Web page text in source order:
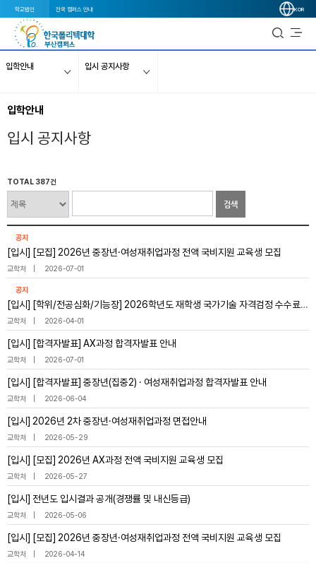
학교법인 전국 캠퍼스 안내 KOR
입학안내 입시 공지사항
입학안내
입시 공지사항
TOTAL 387건
검색
공지
[입시] [모집] 2026년 중장년·여성재취업과정 전액 국비지원 교육생 모집
교학처 2026-07-01
공지
[입시] [학위/전공심화/기능장] 2026학년도 재학생 국가기술 자격검정 수수료 지원 신청 안내
교학처 2026-04-01
[입시] [합격자발표] AX과정 합격자발표 안내
교학처 2026-07-01
[입시] [합격자발표] 중장년(집중2) · 여성재취업과정 합격자발표 안내
교학처 2026-06-04
[입시] 2026년 2차 중장년·여성재취업과정 면접안내
교학처 2026-05-29
[입시] [모집] 2026년 AX과정 전액 국비지원 교육생 모집
교학처 2026-05-27
[입시] 전년도 입시결과 공개(경쟁률 및 내신등급)
교학처 2026-05-06
[입시] [모집] 2026년 중장년·여성재취업과정 전액 국비지원 교육생 모집
교학처 2026-04-14